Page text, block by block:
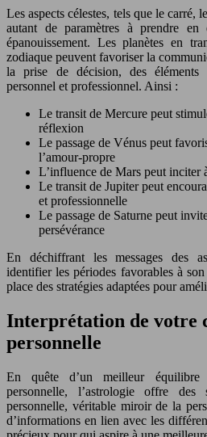
Les aspects célestes, tels que le carré,
autant de paramètres à prendre
épanouissement. Les planètes en
zodiaque peuvent favoriser la
la prise de décision, des éléments
personnel et professionnel. Ainsi :
Le transit de Mercure peut
réflexion
Le passage de Vénus peut
l’amour-propre
L’influence de Mars peut inciter
Le transit de Jupiter peut
et professionnelle
Le passage de Saturne peut
persévérance
En déchiffrant les messages des
identifier les périodes favorables à
place des stratégies adaptées pour
Interprétation de votre
personnelle
En quête d’un meilleur
personnelle, l’astrologie offre
personnelle, véritable miroir de la
d’informations en lien avec les